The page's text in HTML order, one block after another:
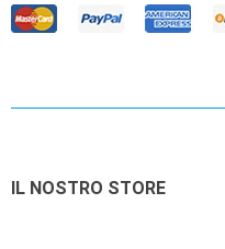
IL NOSTRO STORE